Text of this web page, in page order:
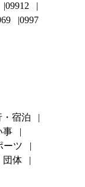
09912
0997
・宿泊
事
ーツ
団体